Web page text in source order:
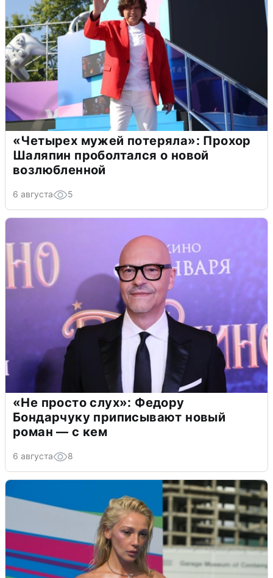
«Четырех мужей потеряла»: Прохор
Шаляпин проболтался о новой
возлюбленной
6 августа 5
«Не просто слух»: Федору
Бондарчуку приписывают новый
роман — с кем
6 августа 8